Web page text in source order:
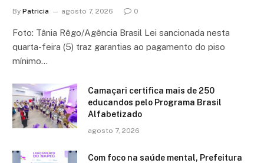
By Patricia agosto 7, 2026 0
Foto: Tânia Rêgo/Agência Brasil Lei sancionada nesta
quarta-feira (5) traz garantias ao pagamento do piso
mínimo…
Camaçari certifica mais de 250
educandos pelo Programa Brasil
Alfabetizado
agosto 7, 2026
Com foco na saúde mental, Prefeitura